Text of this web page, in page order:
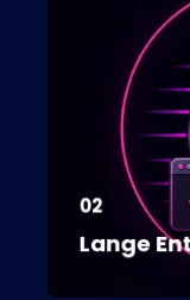
02
Lange